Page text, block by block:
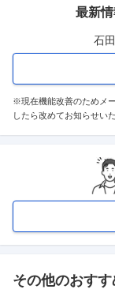
最新
石
※現在機能改善のためメ
したら改めてお知らせい
その他のおす